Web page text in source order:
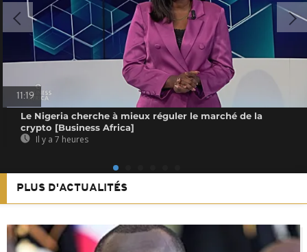
11:19
Le Nigeria cherche à mieux réguler le marché de la
crypto [Business Africa]
Il y a 7 heures
PLUS D'ACTUALITÉS